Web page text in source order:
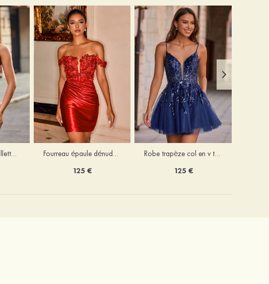
Fourreau carrée paillettes courte/mini robe de fête de la rentrée Fourreau épaule dénudée soie comme du satin courte/mini robe de fête de la rentrée
125 €
Robe trapèze col en v tulle courte/mini robe de fête de la rentrée avec poches paillettes
125 €